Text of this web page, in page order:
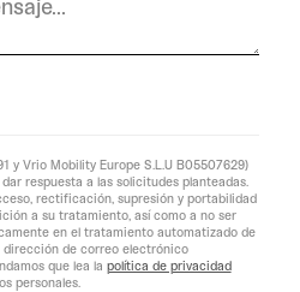
y Vrio Mobility Europe S.L.U B05507629)
respuesta a las solicitudes planteadas.
rectificación, supresión y portabilidad
a su tratamiento, así como a no ser
en el tratamiento automatizado de
dirección de correo electrónico
que lea la política de privacidad
personales.